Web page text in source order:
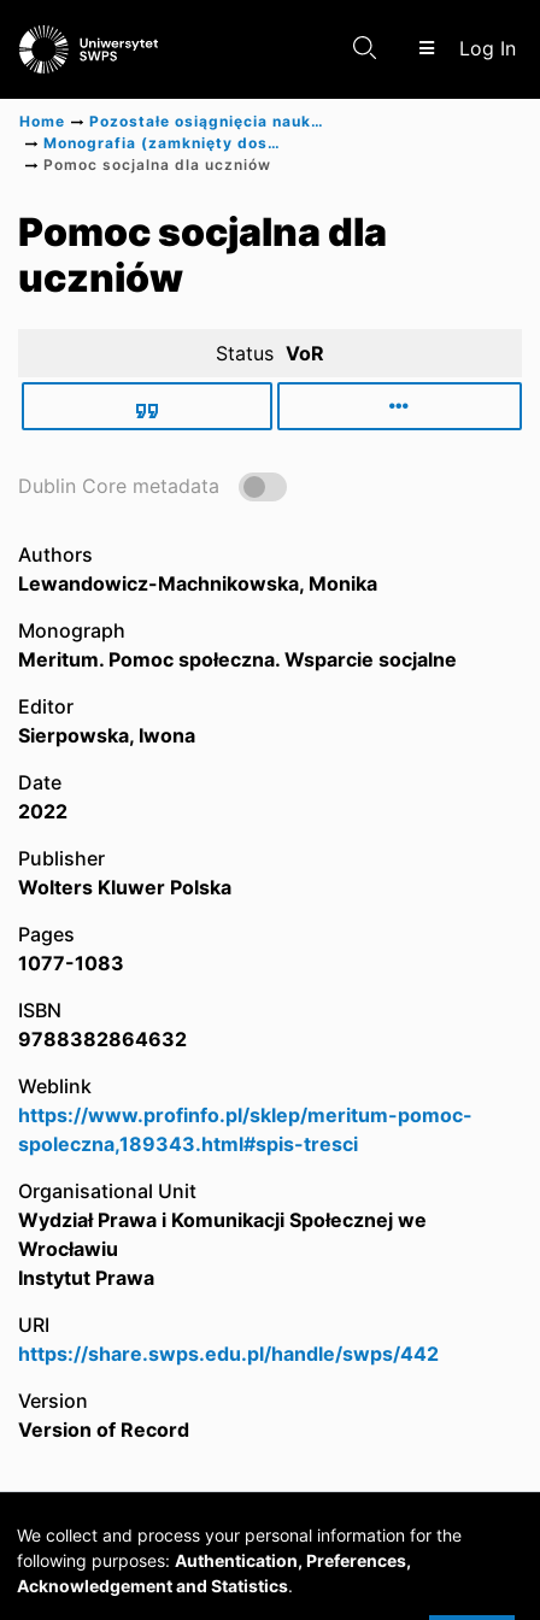
Log In
Communities & Collections
Scientific research results
Home
Pozostałe osiągnięcia naukowe
Monografia (zamknięty dostęp)
Pomoc socjalna dla uczniów
Pomoc socjalna dla
uczniów
Status VoR
Dublin Core metadata
Authors
Lewandowicz-Machnikowska, Monika
Monograph
Meritum. Pomoc społeczna. Wsparcie socjalne
Editor
Sierpowska, Iwona
Date
2022
Publisher
Wolters Kluwer Polska
Pages
1077-1083
ISBN
9788382864632
Weblink
https://www.profinfo.pl/sklep/meritum-pomoc-
spoleczna,189343.html#spis-tresci
Organisational Unit
Wydział Prawa i Komunikacji Społecznej we
Wrocławiu
Instytut Prawa
URI
https://share.swps.edu.pl/handle/swps/442
Version
Version of Record
We collect and process your personal information for the
following purposes: Authentication, Preferences,
Acknowledgement and Statistics.